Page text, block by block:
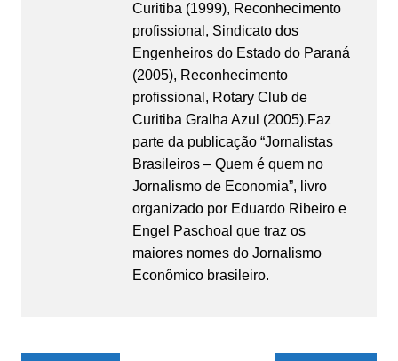
Curitiba (1999), Reconhecimento
profissional, Sindicato dos
Engenheiros do Estado do Paraná
(2005), Reconhecimento
profissional, Rotary Club de
Curitiba Gralha Azul (2005).Faz
parte da publicação “Jornalistas
Brasileiros – Quem é quem no
Jornalismo de Economia”, livro
organizado por Eduardo Ribeiro e
Engel Paschoal que traz os
maiores nomes do Jornalismo
Econômico brasileiro.